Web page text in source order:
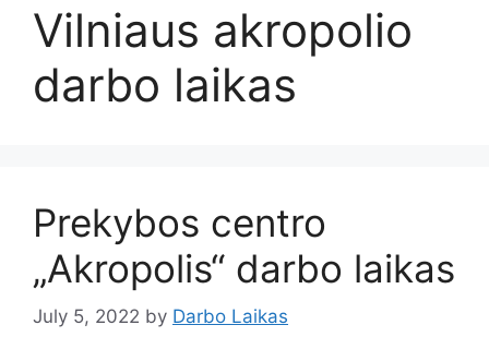
Vilniaus akropolio
darbo laikas
Prekybos centro
„Akropolis“ darbo laikas
July 5, 2022 by Darbo Laikas